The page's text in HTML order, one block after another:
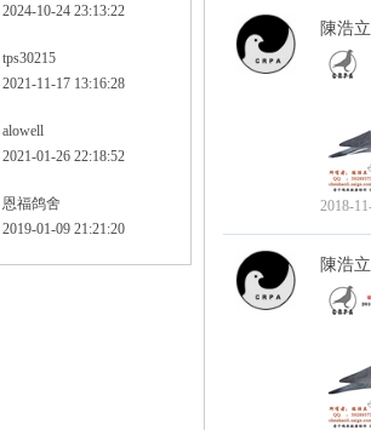
2024-10-24 23:13:22
tps30215
2021-11-17 13:16:28
alowell
2021-01-26 22:18:52
恩福鸽舍
2019-01-09 21:21:20
陳浩立
2018-
陳浩立